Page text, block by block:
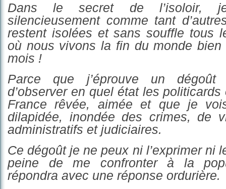
Dans le secret de l’isoloir, je
silencieusement comme tant
restent isolées et sans souffle tous
où nous vivons la fin du monde
mois !
Parce que j’éprouve un dégoût
d’observer en quel état les
France rêvée, aimée et que je
dilapidée, inondée des crimes, de
administratifs et judiciaires.
Ce dégoût je ne peux ni l’exprimer ni
peine de me confronter à la
répondra avec une réponse ordurière.